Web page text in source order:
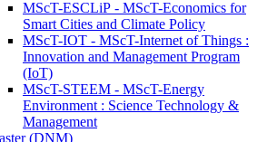
MScT-ESCLiP - MScT-Economics for
Smart Cities and Climate Policy
MScT-IOT - MScT-Internet of Things :
Innovation and Management Program
(IoT)
MScT-STEEM - MScT-Energy
Environment : Science Technology &
Management
(DNM)